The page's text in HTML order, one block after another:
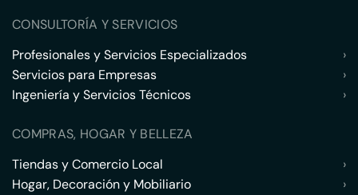
CONSULTORÍA Y SERVICIOS
Profesionales y Servicios Especializados
›
Servicios para Empresas
›
Ingeniería y Servicios Técnicos
›
COMPRAS, HOGAR Y BELLEZA
Tiendas y Comercio Local
›
Hogar, Decoración y Mobiliario
›